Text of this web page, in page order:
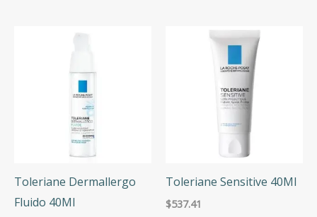
Toleriane Dermallergo
Fluido 40Ml
Toleriane Sensitive 40Ml
$537.41